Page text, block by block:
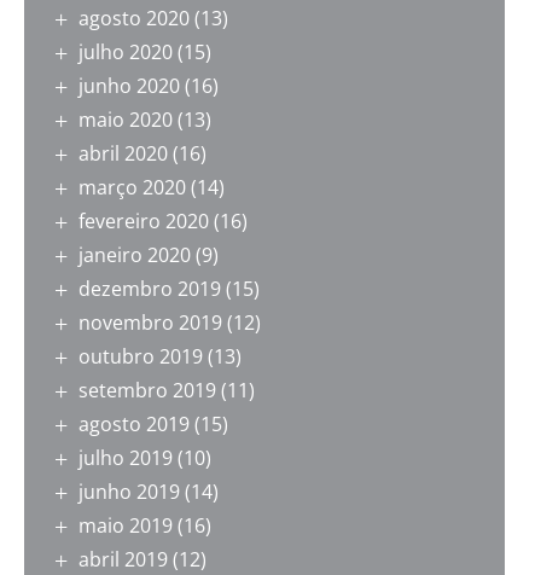
agosto 2020(13)
julho 2020(15)
junho 2020(16)
maio 2020(13)
abril 2020(16)
março 2020(14)
fevereiro 2020(16)
janeiro 2020(9)
dezembro 2019(15)
novembro 2019(12)
outubro 2019(13)
setembro 2019(11)
agosto 2019(15)
julho 2019(10)
junho 2019(14)
maio 2019(16)
abril 2019(12)